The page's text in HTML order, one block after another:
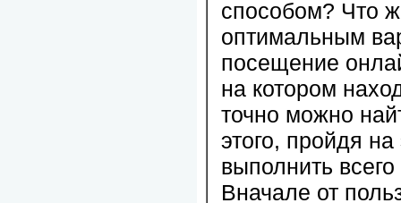
способом? Что
оптимальным
посещение
на котором
точно можно
этого, пройдя на
выполнить
Вначале от